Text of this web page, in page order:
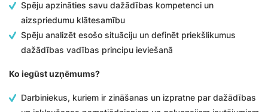
Spēju apzināties savu dažādības kompetenci un
aizspriedumu klātesamību
Spēju analizēt esošo situāciju un definēt priekšlikumus
dažādības vadības principu ieviešanā
Ko iegūst uzņēmums?
Darbiniekus, kuriem ir zināšanas un izpratne par dažādības